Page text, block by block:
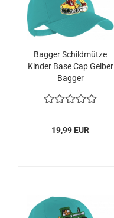
Bagger Schildmütze
Kinder Base Cap Gelber
Bagger
19,99 EUR